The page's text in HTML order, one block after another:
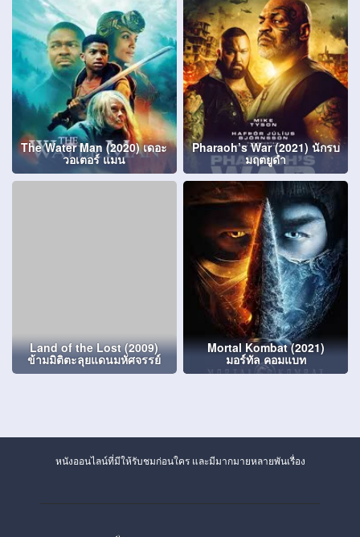
The Water Man (2020) เดอะ
วอเตอร์ แมน
Pharaoh’s War (2021) นักรบ
มฤตยูดำ
Land of the Lost (2009)
ข้ามมิติตะลุยแดนมหัศจรรย์
Mortal Kombat (2021)
มอร์ทัล คอมแบท
หนังออนไลน์ที่มีให้รับชมก่อนใคร และมีมากมายหลายพันเรื่อง